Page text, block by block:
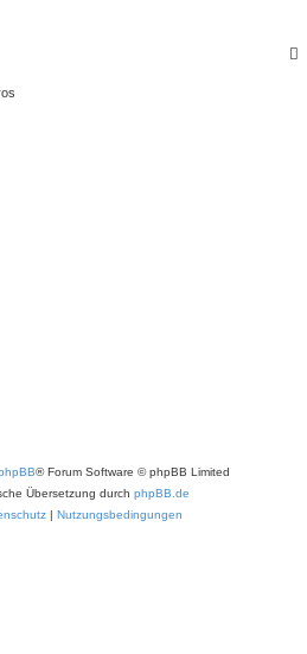
® Forum Software © phpBB Limited
Übersetzung durch phpBB.de
| Nutzungsbedingungen